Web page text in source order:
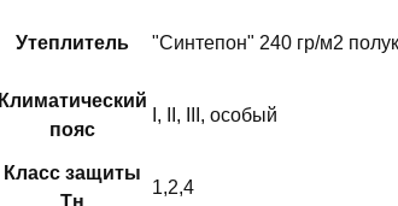
Утеплитель "Синтепон" 240 гр/м2
Климатический
пояс
I, II, III, особый
Класс защиты
1,2,4